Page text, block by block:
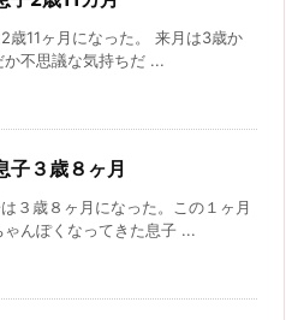
歳11ヶ月になった。 来月は3歳か
か不思議な気持ちだ ...
子３歳８ヶ月
３歳８ヶ月になった。この１ヶ月
ゃんぽくなってきた息子 ...